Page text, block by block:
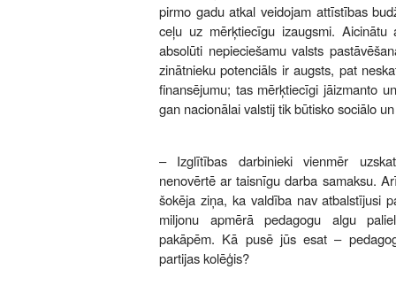
pirmo gadu atkal veidojam attīstības
ceļu uz mērķtiecīgu izaugsmi.
absolūti nepieciešamu valsts
zinātnieku potenciāls ir augsts, pat
finansējumu; tas mērķtiecīgi jāizmanto
gan nacionālai valstij tik būtisko sociālo
– Izglītības darbinieki vienmēr
nenovērtē ar taisnīgu darba samaksu.
šokēja ziņa, ka valdība nav atbalstījusi
miljonu apmērā pedagogu algu
pakāpēm. Kā pusē jūs esat –
partijas kolēģis?